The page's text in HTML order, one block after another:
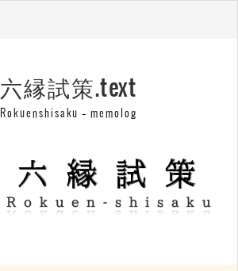
六縁試策.text
Rokuenshisaku – memolog